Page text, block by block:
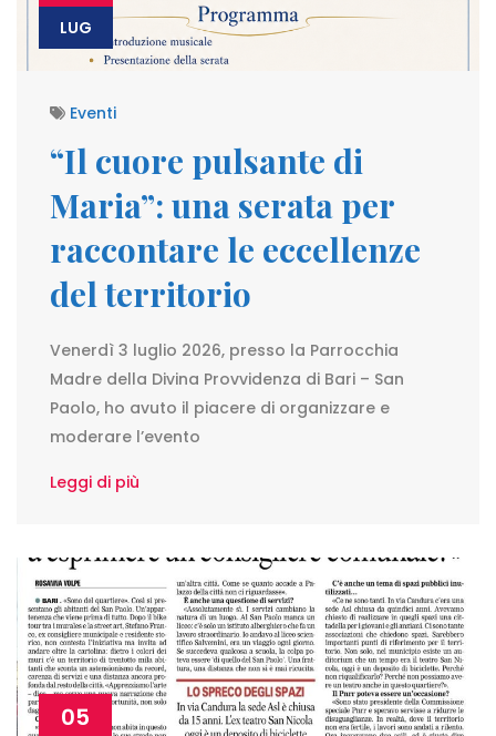
LUG
Eventi
“Il cuore pulsante di
Maria”: una serata per
raccontare le eccellenze
del territorio
Venerdì 3 luglio 2026, presso la Parrocchia
Madre della Divina Provvidenza di Bari – San
Paolo, ho avuto il piacere di organizzare e
moderare l’evento
Leggi di più
05